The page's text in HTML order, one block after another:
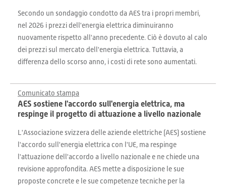
Secondo un sondaggio condotto da AES tra i propri membri,
nel 2026 i prezzi dell'energia elettrica diminuiranno
nuovamente rispetto all'anno precedente. Ciò è dovuto al calo
dei prezzi sul mercato dell'energia elettrica. Tuttavia, a
differenza dello scorso anno, i costi di rete sono aumentati.
Comunicato stampa
AES sostiene l'accordo sull'energia elettrica, ma
respinge il progetto di attuazione a livello nazionale
L'Associazione svizzera delle aziende elettriche (AES) sostiene
l'accordo sull'energia elettrica con l'UE, ma respinge
l'attuazione dell'accordo a livello nazionale e ne chiede una
revisione approfondita. AES mette a disposizione le sue
proposte concrete e le sue competenze tecniche per la